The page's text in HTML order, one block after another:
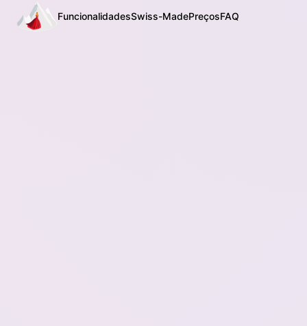
FuncionalidadesSwiss-MadePreçosFAQ